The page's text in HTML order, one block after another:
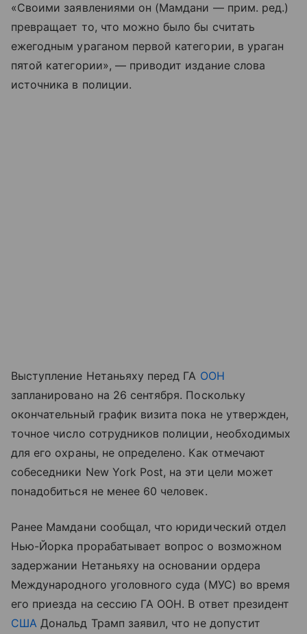
«Своими заявлениями он (Мамдани — прим. ред.)
превращает то, что можно было бы считать
ежегодным ураганом первой категории, в ураган
пятой категории», — приводит издание слова
источника в полиции.
Выступление Нетаньяху перед ГА ООН
запланировано на 26 сентября. Поскольку
окончательный график визита пока не утвержден,
точное число сотрудников полиции, необходимых
для его охраны, не определено. Как отмечают
собеседники New York Post, на эти цели может
понадобиться не менее 60 человек.
Ранее Мамдани сообщал, что юридический отдел
Нью-Йорка прорабатывает вопрос о возможном
задержании Нетаньяху на основании ордера
Международного уголовного суда (МУС) во время
его приезда на сессию ГА ООН. В ответ президент
США Дональд Трамп заявил, что не допустит